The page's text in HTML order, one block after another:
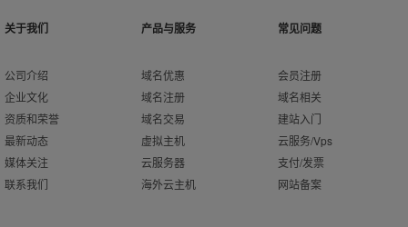
关于我们
公司介绍
企业文化
资质和荣誉
最新动态
媒体关注
联系我们
产品与服务
域名优惠
域名注册
域名交易
虚拟主机
云服务器
海外云主机
常见问题
会员注册
域名相关
建站入门
云服务/Vps
支付/发票
网站备案